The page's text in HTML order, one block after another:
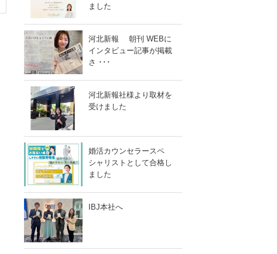
ました
河北新報 朝刊 WEBに
インタビュー記事が掲載
さ ･･･
河北新報社様より取材を
受けました
婚活カウンセラースペ
シャリストとして合格し
ました
IBJ本社へ